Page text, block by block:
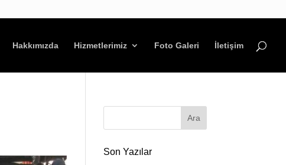
Hakkımızda Hizmetlerimiz Foto Galeri İletişim
Son Yazılar